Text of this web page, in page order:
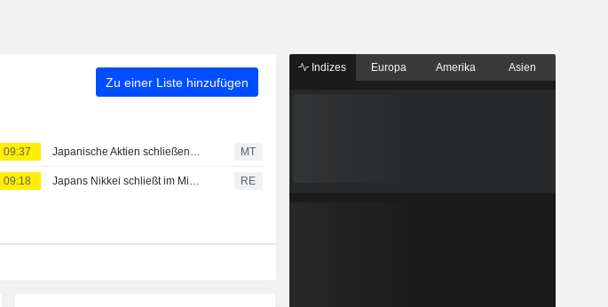
Zu einer Liste hinzufügen
09:37 Japanische Aktien schließen knapp im Minus vor US-Arbeitsmarktdaten, Öl legt zu MT
09:18 Japans Nikkei schließt im Minus, KI-nahe Aktien geben nach RE
Indizes Europa Amerika Asien